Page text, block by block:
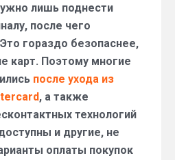
лишь поднести
после чего
гораздо безопаснее,
карт. Поэтому многие
после ухода из
, а также
технологий
и другие, не
оплаты покупок